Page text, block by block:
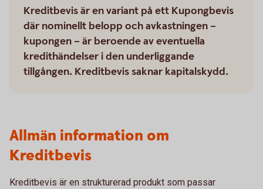
Kreditbevis är en variant på ett Kupongbevis
där nominellt belopp och avkastningen –
kupongen – är beroende av eventuella
kredithändelser i den underliggande
tillgången. Kreditbevis saknar kapitalskydd.
Allmän information om
Kreditbevis
Kreditbevis är en strukturerad produkt som passar